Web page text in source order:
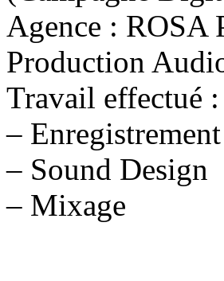
Agence : ROSA
Production
Travail effectué :
–
– Sound Design
– Mixage